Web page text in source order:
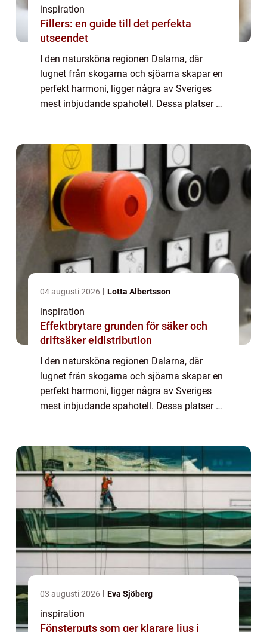
inspiration
Fillers: en guide till det perfekta
utseendet
I den natursköna regionen Dalarna, där
lugnet från skogarna och sjöarna skapar en
perfekt harmoni, ligger några av Sveriges
mest inbjudande spahotell. Dessa platser är
04 augusti 2026 Lotta Albertsson
inspiration
Effektbrytare grunden för säker och
driftsäker eldistribution
I den natursköna regionen Dalarna, där
lugnet från skogarna och sjöarna skapar en
perfekt harmoni, ligger några av Sveriges
mest inbjudande spahotell. Dessa platser är
03 augusti 2026 Eva Sjöberg
inspiration
Fönsterputs som ger klarare ljus i